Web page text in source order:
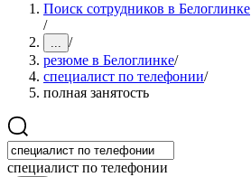
Поиск сотрудников в Белоглинке
/
... /
резюме в Белоглинке/
специалист по телефонии/
полная занятость
специалист по телефонии